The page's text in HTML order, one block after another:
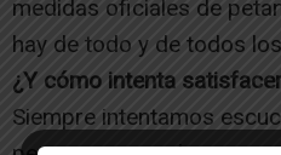
medidas oficiales de
hay de todo y de todos
¿Y cómo intenta
Siempre intentamos